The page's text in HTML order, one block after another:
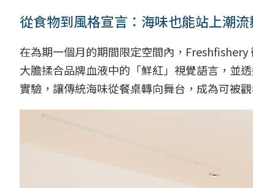
從食物到風格宣言：海味也能站上潮流
在為期一個月的期間限定空間內，
大膽揉合品牌血液中的「鮮紅」視覺語言，並
實驗，讓傳統海味從餐桌轉向舞台，成為可被